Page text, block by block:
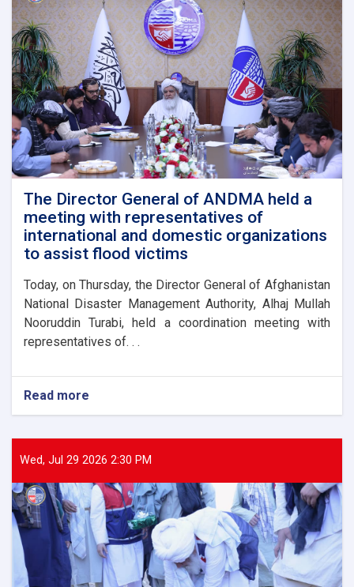
The Director General of ANDMA held a
meeting with representatives of
international and domestic organizations
to assist flood victims
Today, on Thursday, the Director General of Afghanistan
National Disaster Management Authority, Alhaj Mullah
Nooruddin Turabi, held a coordination meeting with
representatives of. . .
Read more
General
of
held
a
meeting
with
representatives
of
Wed, Jul 29 2026 2:30 PM